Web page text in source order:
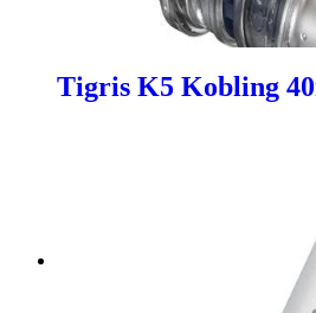
Tigris K5 Kobling